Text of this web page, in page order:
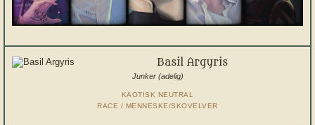
Basil Argyris
Junker (adelig)
KAOTISK NEUTRAL
RACE / MENNESKE/SKOVELVER